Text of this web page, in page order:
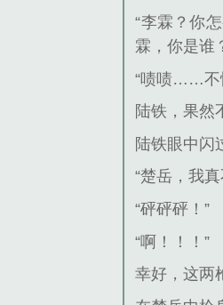
“李霖？你
霖，你是谁
“啧啧……不
陆铁，果然
陆铁眼中闪
“楚岳，我
“砰砰砰！”
“啊！！！”
幸好，这两